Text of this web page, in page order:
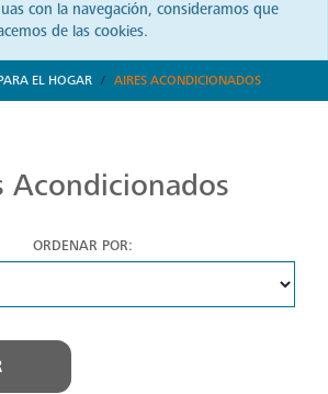
con la navegación, consideramos que
de las cookies.
EL HOGAR AIRES ACONDICIONADOS
Acondicionados
ORDENAR POR: